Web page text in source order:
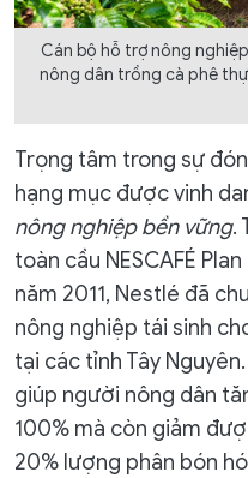
Cán bộ hỗ trợ nông
nông dân trồng cà phê
Trọng tâm trong sự
hạng mục được vinh
nông nghiệp bền vững.
toàn cầu NESCAFÉ
năm 2011, Nestlé đã
nông nghiệp tái sinh
tại các tỉnh Tây
giúp người nông dân
100% mà còn giảm
20% lượng phân bón